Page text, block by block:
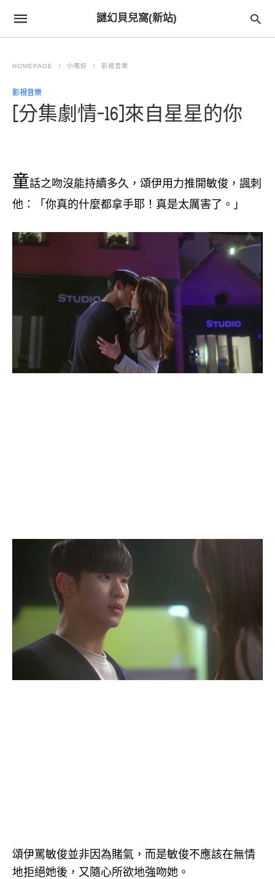
謎幻貝兒窩(新站)
HOMEPAGE 小嗜好 影視音樂
影視音樂
[分集劇情-16]來自星星的你
童話之吻沒能持續多久，頌伊用力推開敏俊，諷刺
他：「你真的什麼都拿手耶！真是太厲害了。」
頌伊罵敏俊並非因為賭氣，而是敏俊不應該在無情
地拒絕她後，又隨心所欲地強吻她。